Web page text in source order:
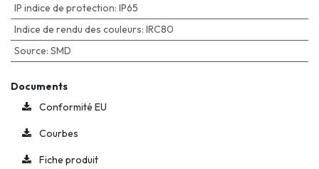
IP indice de protection: IP65
Indice de rendu des couleurs: IRC80
Source: SMD
Documents
Conformité EU
Courbes
Fiche produit